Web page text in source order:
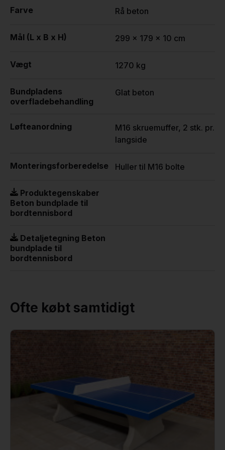
Farve Rå beton
Mål (L x B x H) 299 x 179 x 10 cm
Vægt 1270 kg
Bundpladens
overfladebehandling
Glat beton
Løfteanordning
M16 skruemuffer, 2 stk. pr.
langside
Monteringsforberedelse Huller til M16 bolte
Produktegenskaber
Beton bundplade til
bordtennisbord
Detaljetegning Beton
bundplade til
bordtennisbord
Ofte købt samtidigt